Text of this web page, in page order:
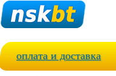
оплата и доставка